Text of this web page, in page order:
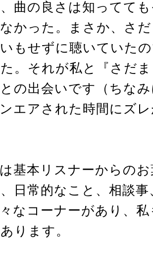
曲の良さは知ってて
かった。まさか、さ
もせずに聴いていた
。それが私と『さだ
の出会いです（ちな
エアされた時間にズ
基本リスナーからの
日常的なこと、相談
なコーナーがあり、
ります。